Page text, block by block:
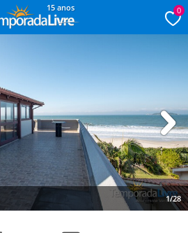
15 anos 0
1/28
Next